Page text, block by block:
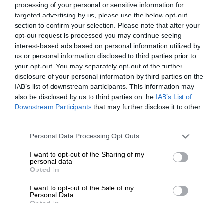
processing of your personal or sensitive information for
targeted advertising by us, please use the below opt-out
section to confirm your selection. Please note that after your
opt-out request is processed you may continue seeing
interest-based ads based on personal information utilized by
us or personal information disclosed to third parties prior to
your opt-out. You may separately opt-out of the further
disclosure of your personal information by third parties on the
IAB’s list of downstream participants. This information may
also be disclosed by us to third parties on the IAB’s List of
Downstream Participants that may further disclose it to other
Please note that this website/app uses one or more Google
not limited to your visit or usage behaviour. You may click to
grant or deny consent to Google and its third-party tags to
use your data for below specified purposes in below Google
consent section.
Personal Data Processing Opt Outs
I want to opt-out of the Sharing of my
personal data.
Opted In
I want to opt-out of the Sale of my
Personal Data.
Μετά 22 χρόνιααπό το σαμποτάζ που
τρόμαξε του Γερμανούς μια νάρκη εξερράγη
και σκόρπισε τον θάνατο στους ανθρώπους
που είχαν συρρεύσει να προσκυνήσουν τον
τόπο όπου είχαν δράσει από κοινού ο ΕΛΑΣ,
ο ΕΔΕΣ και βρετανοί κομάντος.
Απολογισμός: 13 νεκροί κι ανάμεσά τους ένα
12χρονο κοριτσάκι.
Το θέαμα στο σημείοτης έκρηξης ήταν
φρικτό. Το σώμα του προσκυνητή που είχε
κατακρεουργημένο από τις πλάτες και πάνω.
Ήταν ο Χριστός Κεστίνης από το Αιγίνιο
Πιερίας.
Η εφημερίδα «Τα Νέα» στο φύλλο της 30ης